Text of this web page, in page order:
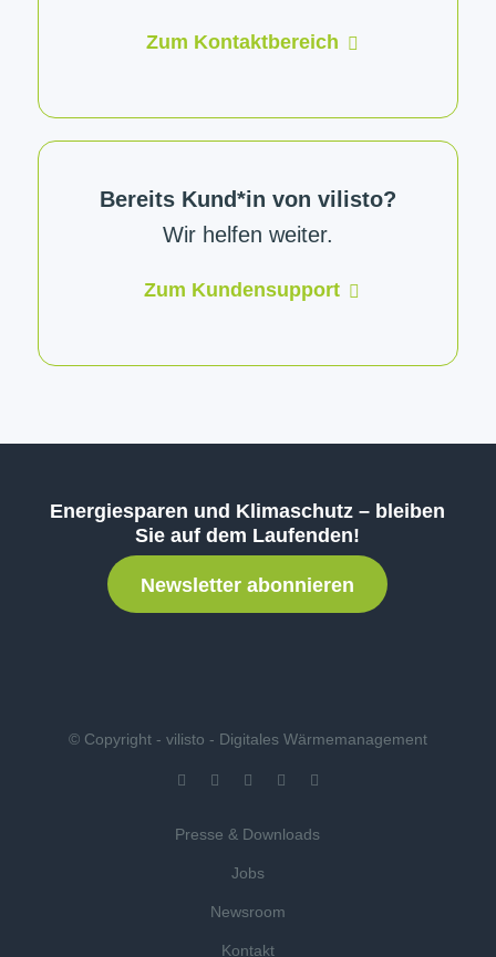
Zum Kontaktbereich
Bereits Kund*in von vilisto?
Wir helfen weiter.
Zum Kundensupport
Energiesparen und Klimaschutz – bleiben
Sie auf dem Laufenden!
Newsletter abonnieren
© Copyright - vilisto - Digitales Wärmemanagement
Presse & Downloads
Jobs
Newsroom
Kontakt